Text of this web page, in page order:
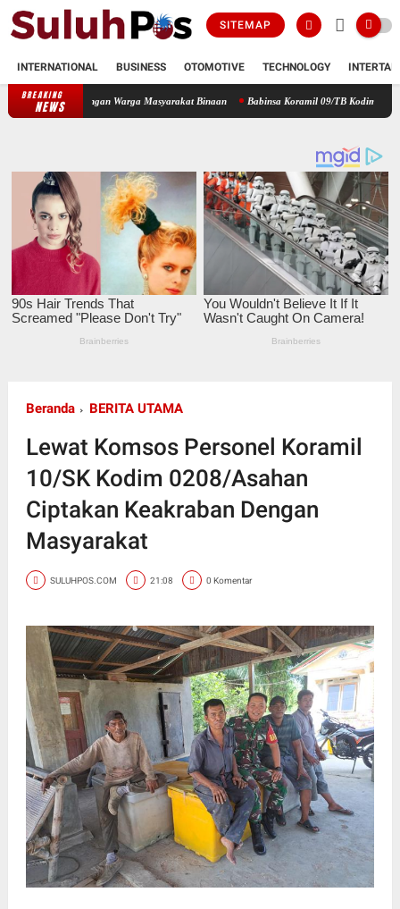
SITEMAP
INTERNATIONAL BUSINESS OTOMOTIVE TECHNOLOGY
BREAKING
NEWS
Dengan Warga Masyarakat Binaan Babinsa Koramil 09/TB Kodim 0208/Asahan
Beranda BERITA UTAMA
Lewat Komsos Personel Koramil
10/SK Kodim 0208/Asahan
Ciptakan Keakraban Dengan
Masyarakat
SULUHPOS.COM 21:08 0 Komentar